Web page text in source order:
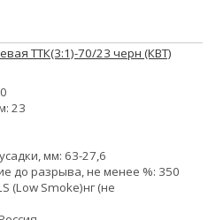
ТТК(3:1)-70/23 черн (КВТ)
23
мм: 63-27,6
до разрыва, не менее %: 350
(Low Smoke)нг (не